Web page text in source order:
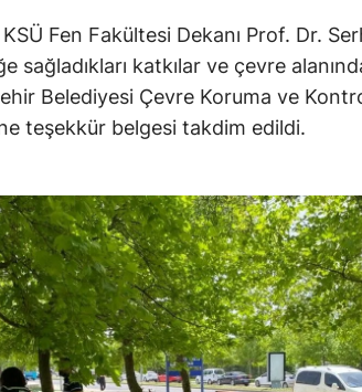
Fen Fakültesi Dekanı Prof. Dr.
sağladıkları katkılar ve çevre
Belediyesi Çevre Koruma ve
teşekkür belgesi takdim edildi.